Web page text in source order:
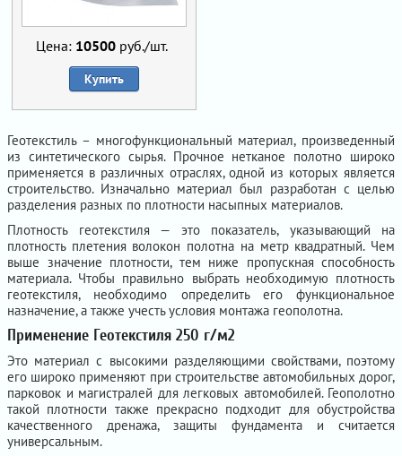
Цена: 10500 руб./шт.
Купить
Геотекстиль – многофункциональный материал, произведенный
из синтетического сырья. Прочное нетканое полотно широко
применяется в различных отраслях, одной из которых является
строительство. Изначально материал был разработан с целью
разделения разных по плотности насыпных материалов.
Плотность геотекстиля — это показатель, указывающий на
плотность плетения волокон полотна на метр квадратный. Чем
выше значение плотности, тем ниже пропускная способность
материала. Чтобы правильно выбрать необходимую плотность
геотекстиля, необходимо определить его функциональное
назначение, а также учесть условия монтажа геополотна.
Применение Геотекстиля 250 г/м2
Это материал с высокими разделяющими свойствами, поэтому
его широко применяют при строительстве автомобильных дорог,
парковок и магистралей для легковых автомобилей. Геополотно
такой плотности также прекрасно подходит для обустройства
качественного дренажа, защиты фундамента и считается
универсальным.